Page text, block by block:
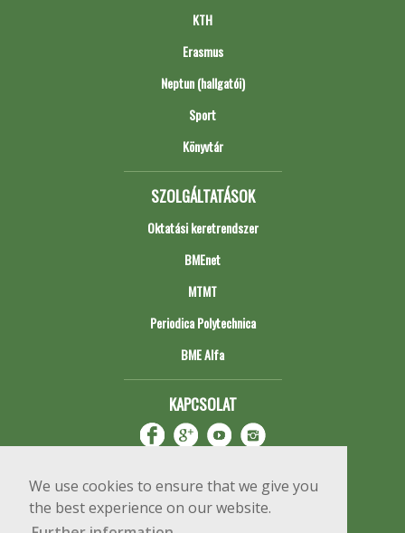
We use cookies to ensure that we give you
the best experience on our website.
KTH
Erasmus
Neptun (hallgatói)
Sport
Könyvtár
SZOLGÁLTATÁSOK
Oktatási keretrendszer
BMEnet
MTMT
Periodica Polytechnica
BME Alfa
KAPCSOLAT